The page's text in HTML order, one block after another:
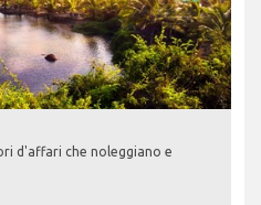
d'affari che noleggiano e